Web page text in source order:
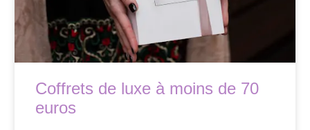
Coffrets de luxe à moins de 70
euros